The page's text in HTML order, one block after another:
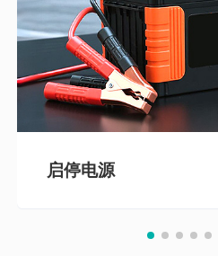
启停电源